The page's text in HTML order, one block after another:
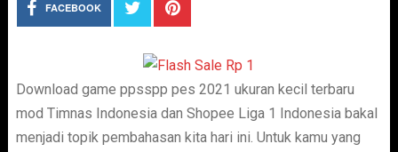
FACEBOOK
Download game ppsspp pes 2021 ukuran kecil terbaru
mod Timnas Indonesia dan Shopee Liga 1 Indonesia bakal
menjadi topik pembahasan kita hari ini. Untuk kamu yang